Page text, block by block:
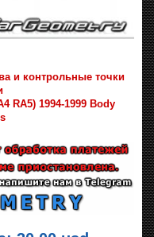
и контрольные точки
RA5) 1994-1999 Body